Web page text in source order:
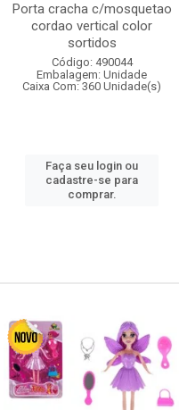
Porta cracha c/mosquetao
cordao vertical color
sortidos
Código: 490044
Embalagem: Unidade
Caixa Com: 360 Unidade(s)
Faça seu login ou
cadastre-se para
comprar.